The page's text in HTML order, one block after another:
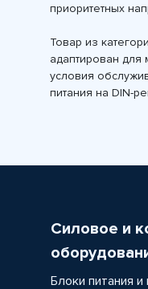
приоритетных
Товар из
адаптирован для
условия
питания на DIN-
Силовое и
Блоки питания